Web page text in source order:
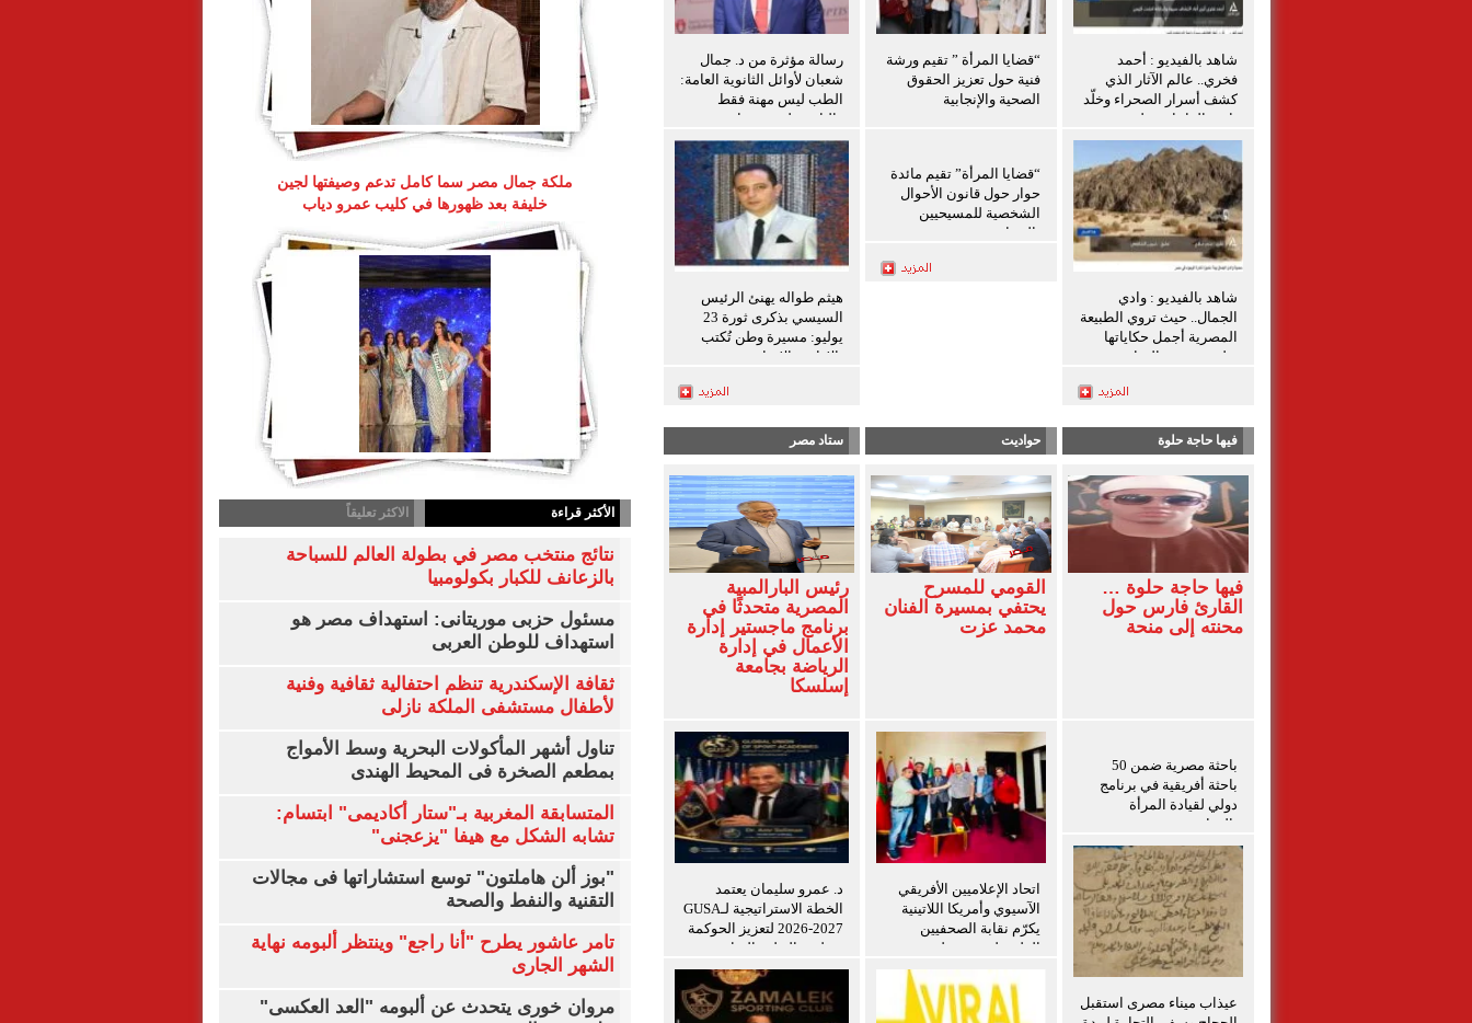
شاهد بالفيديو : أحمد
فخري.. عالم الآثار الذي
كشف أسرار الصحراء وخلّد
تاريخ الواحات تعليق شيرين
الشافعي
شاهد بالفيديو : وادي
الجمال.. حيث تروي الطبيعة
المصرية أجمل حكاياتها
تعليق شيرين الشافعى
“قضايا المرأة ” تقيم ورشة
فنية حول تعزيز الحقوق
الصحية والإنجابية
“قضايا المرأة” تقيم مائدة
حوار حول قانون الأحوال
الشخصية للمسيحيين
بالمنيا
رسالة مؤثرة من د. جمال
شعبان لأوائل الثانوية العامة:
الطب ليس مهنة فقط
والثانوية ليست نهاية
المطاف
هيثم طواله يهنئ الرئيس
السيسي بذكرى ثورة 23
يوليو: مسيرة وطن تُكتب
بالإرادة والإنجاز
فيها حاجة حلوة
فيها حاجة حلوة …
القارئ فارس حول
محنته إلى منحة
باحثة مصرية ضمن 50
باحثة أفريقية في برنامج
دولي لقيادة المرأة
بالزراعة
عيذاب ميناء مصرى استقبل
حواديت
القومي للمسرح
يحتفي بمسيرة الفنان
محمد عزت
اتحاد الإعلاميين الأفريقي
الآسيوي وأمريكا اللاتينية
يكرّم نقابة الصحفيين
الفلسطينيين ويعلن توسيع
برامج التدريب للإعلاميين
الفلسطينيين
ستاد مصر
رئيس البارالمبية
المصرية متحدثًا في
برنامج ماجستير إدارة
الأعمال في إدارة
الرياضة بجامعة
إسلسكا
د. عمرو سليمان يعتمد
الخطة الاستراتيجية لـGUSA
2026-2027 لتعزيز الحوكمة
وتطوير التعليم الرياضي
ملكة جمال مصر سما كامل تدعم وصيفتها لجين
خليفة بعد ظهورها في كليب عمرو دياب
الأكثر قراءة الاكثر تعليقاً
نتائج منتخب مصر في بطولة العالم للسباحة
بالزعانف للكبار بكولومبيا
مسئول حزبى موريتانى: استهداف مصر هو
استهداف للوطن العربى
ثقافة الإسكندرية تنظم احتفالية ثقافية وفنية
لأطفال مستشفى الملكة نازلى
تناول أشهر المأكولات البحرية وسط الأمواج
بمطعم الصخرة فى المحيط الهندى
المتسابقة المغربية بـ"ستار أكاديمى" ابتسام:
تشابه الشكل مع هيفا "يزعجنى"
"بوز ألن هاملتون" توسع استشاراتها فى مجالات
التقنية والنفط والصحة
تامر عاشور يطرح "أنا راجع" وينتظر ألبومه نهاية
الشهر الجارى
مروان خورى يتحدث عن ألبومه "العد العكسى"